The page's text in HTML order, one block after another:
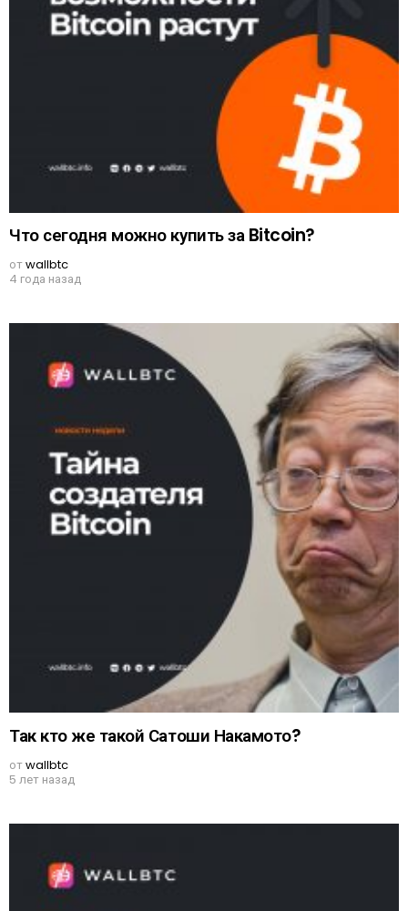
Что сегодня можно купить за Bitcoin?
отwallbtc
4 года назад
Так кто же такой Сатоши Накамото?
отwallbtc
5 лет назад